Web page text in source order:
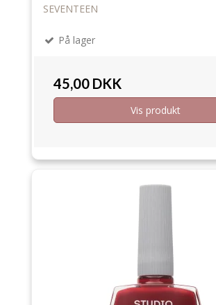
SEVENTEEN
På lager
45,00 DKK
Vis produkt